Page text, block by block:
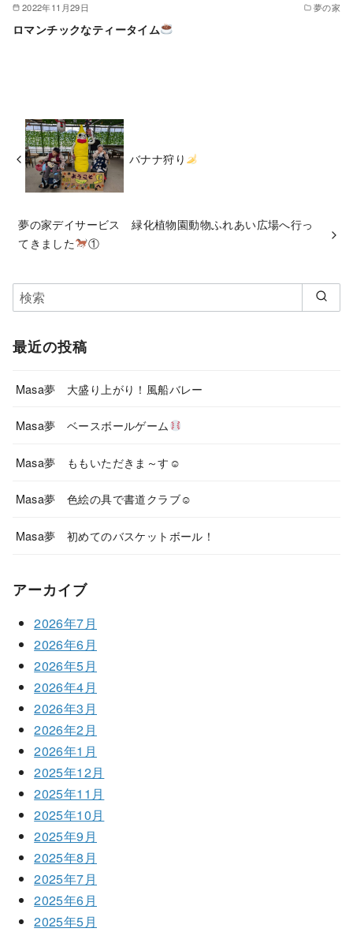
2022年11月29日 夢の家
ロマンチックなティータイム
バナナ狩り
夢の家デイサービス 緑化植物園動物ふれあい広場へ行っ
てきました
①
最近の投稿
Masa夢 大盛り上がり！風船バレー
Masa夢 ベースボールゲーム
Masa夢 ももいただきま～す☺
Masa夢 色絵の具で書道クラブ☺
Masa夢 初めてのバスケットボール！
アーカイブ
2026年7月
2026年6月
2026年5月
2026年4月
2026年3月
2026年2月
2026年1月
2025年12月
2025年11月
2025年10月
2025年9月
2025年8月
2025年7月
2025年6月
2025年5月